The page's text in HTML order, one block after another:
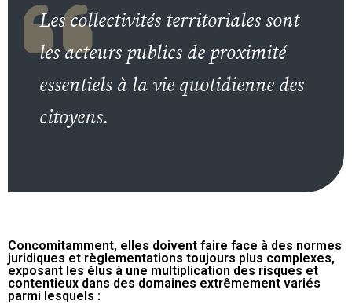
Les collectivités territoriales sont
les acteurs publics de proximité
essentiels à la vie quotidienne des
citoyens.
Concomitamment, elles doivent faire face à des normes
juridiques et règlementations toujours plus complexes,
exposant les élus à une multiplication des risques et
contentieux dans des domaines extrêmement variés
parmi lesquels :